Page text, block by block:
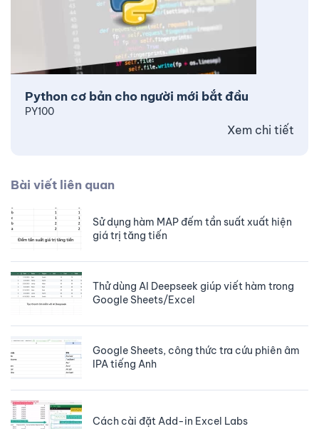
Python cơ bản cho người mới bắt đầu
PY100
Xem chi tiết
Bài viết liên quan
Sử dụng hàm MAP đếm tần suất xuất hiện
giá trị tăng tiến
Thử dùng AI Deepseek giúp viết hàm trong
Google Sheets/Excel
Google Sheets, công thức tra cứu phiên âm
IPA tiếng Anh
Cách cài đặt Add-in Excel Labs